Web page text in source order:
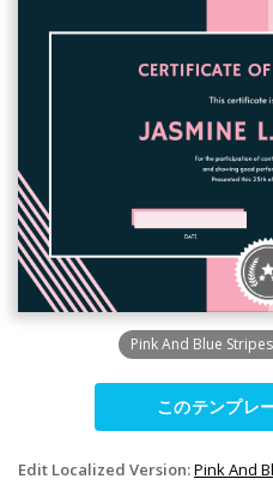
Pink And Blue
このテンプレ
Edit Localized Version:Pink And